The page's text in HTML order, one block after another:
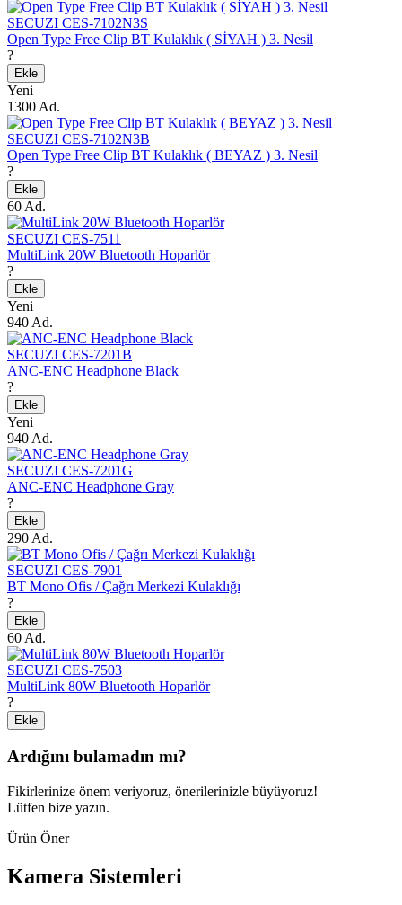
SECUZI CES-7102N3S
Open Type Free Clip BT Kulaklık ( SİYAH ) 3. Nesil
?
Ekle
Yeni
1300 Ad.
SECUZI CES-7102N3B
Open Type Free Clip BT Kulaklık ( BEYAZ ) 3. Nesil
?
Ekle
60 Ad.
SECUZI CES-7511
MultiLink 20W Bluetooth Hoparlör
?
Ekle
Yeni
940 Ad.
SECUZI CES-7201B
ANC-ENC Headphone Black
?
Ekle
Yeni
940 Ad.
SECUZI CES-7201G
ANC-ENC Headphone Gray
?
Ekle
290 Ad.
SECUZI CES-7901
BT Mono Ofis / Çağrı Merkezi Kulaklığı
?
Ekle
60 Ad.
SECUZI CES-7503
MultiLink 80W Bluetooth Hoparlör
?
Ekle
Ardığını bulamadın mı?
Fikirlerinize önem veriyoruz, önerilerinizle büyüyoruz!
Lütfen bize yazın.
Ürün Öner
Kamera Sistemleri